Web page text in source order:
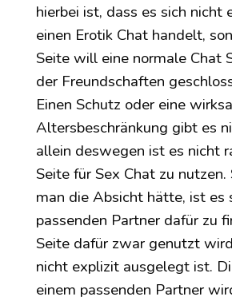
hierbei ist, dass es sich nicht
einen Erotik Chat handelt,
Seite will eine normale Chat
der Freundschaften
Einen Schutz oder eine
Altersbeschränkung gibt es
allein deswegen ist es nicht
Seite für Sex Chat zu
man die Absicht hätte, ist es
passenden Partner dafür zu
Seite dafür zwar genutzt
nicht explizit ausgelegt ist.
einem passenden Partner